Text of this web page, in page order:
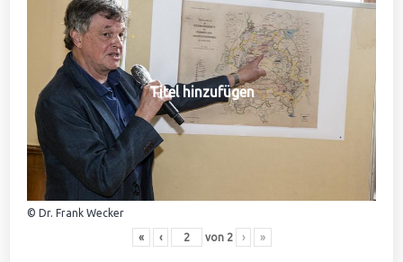
Titel hinzufügen
© Dr. Frank Wecker
« ‹ von 2 › »